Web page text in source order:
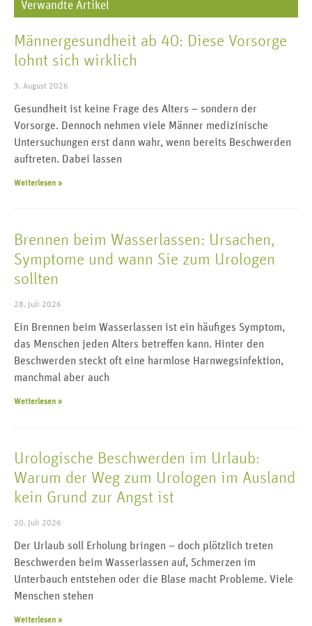
Verwandte Artikel
Männergesundheit ab 40: Diese Vorsorge
lohnt sich wirklich
3. August 2026
Gesundheit ist keine Frage des Alters – sondern der
Vorsorge. Dennoch nehmen viele Männer medizinische
Untersuchungen erst dann wahr, wenn bereits Beschwerden
auftreten. Dabei lassen
Weiterlesen »
Brennen beim Wasserlassen: Ursachen,
Symptome und wann Sie zum Urologen
sollten
28. Juli 2026
Ein Brennen beim Wasserlassen ist ein häufiges Symptom,
das Menschen jeden Alters betreffen kann. Hinter den
Beschwerden steckt oft eine harmlose Harnwegsinfektion,
manchmal aber auch
Weiterlesen »
Urologische Beschwerden im Urlaub:
Warum der Weg zum Urologen im Ausland
kein Grund zur Angst ist
20. Juli 2026
Der Urlaub soll Erholung bringen – doch plötzlich treten
Beschwerden beim Wasserlassen auf, Schmerzen im
Unterbauch entstehen oder die Blase macht Probleme. Viele
Menschen stehen
Weiterlesen »